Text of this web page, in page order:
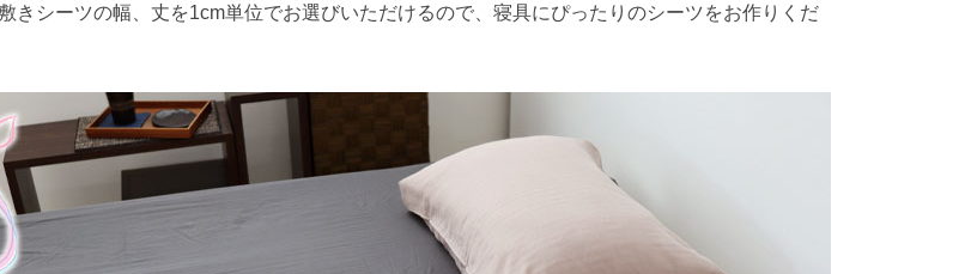
きシーツの幅、丈を1cm単位でお選びいただけるので、寝具にぴったりのシーツをお作りくだ